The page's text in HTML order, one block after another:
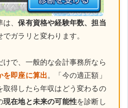
は、保有資格や経験年数、担当
ガラリと変わります。
けで、一般的な会計事務所なら
を即座に算出。「今の適正額」
取得したら年収はどう変わるの
現在地と未来の可能性を診断し